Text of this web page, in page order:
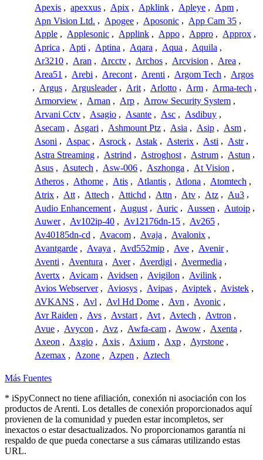
Apexis , apexxus , Apix , Apklink , Apleye , Apm ,
Apn Vision Ltd. , Apogee , Aposonic , App Cam 35 ,
Apple , Applesonic , Applink , Appo , Appro , Approx ,
Aprica , Apti , Aptina , Aqara , Aqua , Aquila ,
Ar3210 , Aran , Arcctv , Archos , Arcvision , Area ,
Area51 , Arebi , Arecont , Arenti , Argom Tech , Argos
, Argus , Argusleader , Arit , Arlotto , Arm , Arma-tech ,
Armorview , Arnan , Arp , Arrow Security System ,
Arvani Cctv , Asagio , Asante , Asc , Asdibuy ,
Asecam , Asgari , Ashmount Ptz , Asia , Asip , Asm ,
Asoni , Aspac , Asrock , Astak , Asterix , Asti , Astr ,
Astra Streaming , Astrind , Astroghost , Astrum , Astun ,
Asus , Asutech , Asw-006 , Aszhonga , At Vision ,
Atheros , Athome , Atis , Atlantis , Atlona , Atomtech ,
Atrix , Att , Attech , Attichd , Attn , Atv , Atz , Au3 ,
Audio Enhancement , August , Auric , Aussen , Autoip ,
Auwer , Av102ip-40 , Av12176dn-15 , Av265 ,
Av40185dn-cd , Avacom , Avaja , Avalonix ,
Avantgarde , Avaya , Avd552mip , Ave , Avenir ,
Aventi , Aventura , Aver , Averdigi , Avermedia ,
Avertx , Avicam , Avidsen , Avigilon , Avilink ,
Avios Webserver , Aviosys , Avipas , Aviptek , Avistek ,
AVKANS , Avl , Avl Hd Dome , Avn , Avonic ,
Avr Raiden , Avs , Avstart , Avt , Avtech , Avtron ,
Avue , Avycon , Avz , Awfa-cam , Awow , Axenta ,
Axeon , Axgio , Axis , Axium , Axp , Ayrstone ,
Azemax , Azone , Azpen , Aztech
Más Fuentes
* iSpyConnect no tiene afiliación, conexión ni asociación con los
productos de Arenti. Los detalles de conexión proporcionados aquí
provienen de la comunidad y pueden estar incompletos, ser
inexactos o estar desactualizados. No proporcionamos garantía ni
respaldo de que pueda conectarse a sus cámaras utilizando estas
URL.